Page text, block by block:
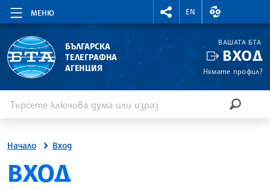
МЕНЮ
RIGHTMENU.SOCIAL
EN
ВАЛУТНИ
БЪЛГАРСКА
ТЕЛЕГРАФНА
АГЕНЦИЯ
ВАШАТА БТА
ВХОД
Нямате профил?
Начало Вход
SITE.BTA
ВХОД